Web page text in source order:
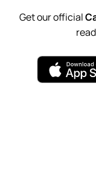
Get our official